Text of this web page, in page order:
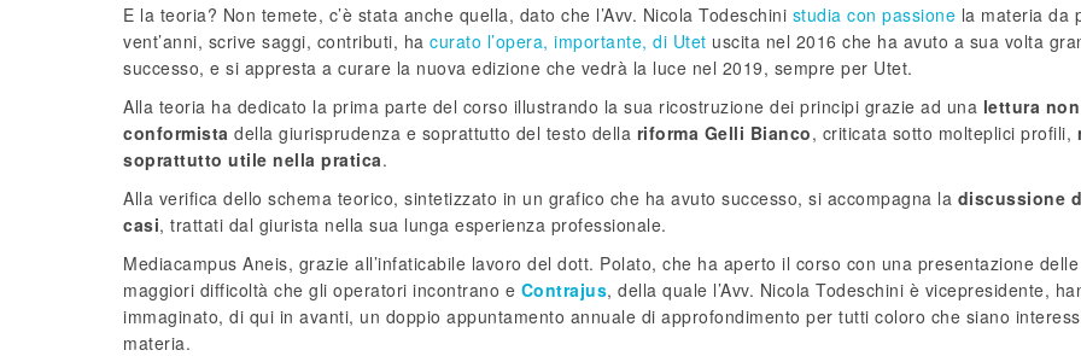
E la teoria? Non temete, c’è stata anche quella, dato che l’Avv. Nicola Todeschini studia con passione la materia da
vent’anni, scrive saggi, contributi, ha curato l’opera, importante, di Utet uscita nel 2016 che ha avuto a sua volta
successo, e si appresta a curare la nuova edizione che vedrà la luce nel 2019, sempre per Utet.
Alla teoria ha dedicato la prima parte del corso illustrando la sua ricostruzione dei principi grazie ad una lettura non
conformista della giurisprudenza e soprattutto del testo della riforma Gelli Bianco, criticata sotto molteplici profili,
soprattutto utile nella pratica.
Alla verifica dello schema teorico, sintetizzato in un grafico che ha avuto successo, si accompagna la discussione
casi, trattati dal giurista nella sua lunga esperienza professionale.
Mediacampus Aneis, grazie all’infaticabile lavoro del dott. Polato, che ha aperto il corso con una presentazione delle
maggiori difficoltà che gli operatori incontrano e Contrajus, della quale l’Avv. Nicola Todeschini è vicepresidente,
immaginato, di qui in avanti, un doppio appuntamento annuale di approfondimento per tutti coloro che siano
materia.